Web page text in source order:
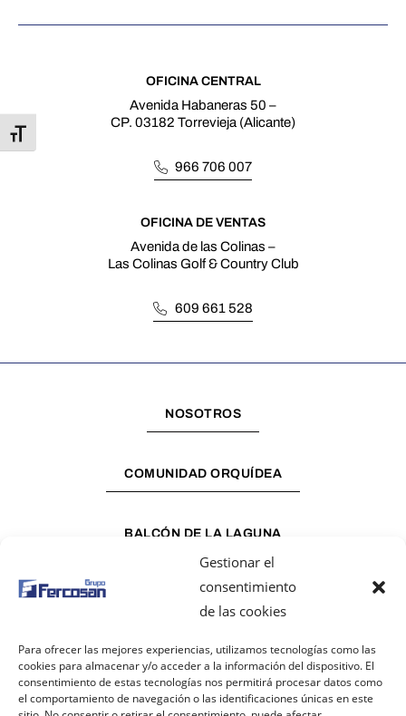
Gestionar el
consentimiento
de las cookies
Para ofrecer las mejores experiencias, utilizamos tecnologías como las
cookies para almacenar y/o acceder a la información del dispositivo. El
consentimiento de estas tecnologías nos permitirá procesar datos como
el comportamiento de navegación o las identificaciones únicas en este
Alternar tamaño de letra
OFICINA CENTRAL
Avenida Habaneras 50 –
CP. 03182 Torrevieja (Alicante)
966 706 007
OFICINA DE VENTAS
Avenida de las Colinas –
Las Colinas Golf & Country Club
609 661 528
NOSOTROS
COMUNIDAD ORQUÍDEA
BALCÓN DE LA LAGUNA
PROYECTOS
NOTICIAS